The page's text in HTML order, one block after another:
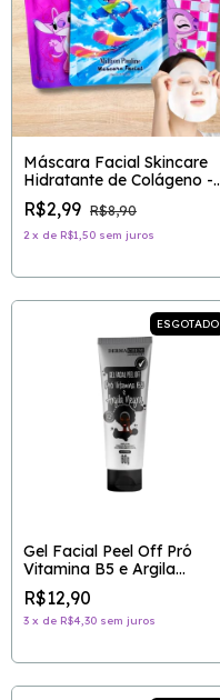
Máscara Facial Skincare
Hidratante de Colágeno -
STITCH
R$2,99 R$8,90
2 x de R$1,50 sem juros
ESGOTADO
Gel Facial Peel Off Pró
Vitamina B5 e Argila
Negra - DERMACHEM
R$12,90
3 x de R$4,30 sem juros